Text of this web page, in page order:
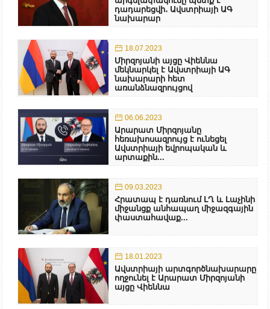
դադարեցվի․ Ավստրիայի ԱԳ
նախարար
18.07.2023
Միրզոյանի այցը Վիեննա
մեկնարկել է Ավստրիայի ԱԳ
նախարարի հետ
առանձնազրույցով
06.06.2023
Արարատ Միրզոյանը
հեռախոսազրույց է ունեցել
Ավստրիայի եվրոպական և
արտաքին...
09.03.2023
Հրատապ է դառնում ԼՂ և Լաչինի
միջանցք անհապաղ միջազգային
փաստահավաք...
18.01.2023
Ավստրիայի արտգործնախարարը
ողջունել է Արարատ Միրզոյանի
այցը Վիեննա